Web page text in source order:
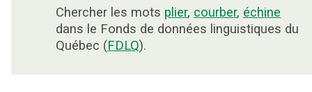
Chercher les mots plier, courber, échine
dans le Fonds de données linguistiques du
Québec (FDLQ).